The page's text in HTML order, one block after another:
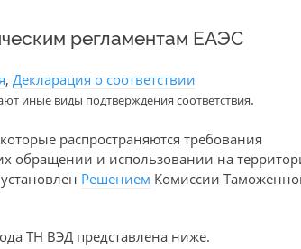
регламентам ЕАЭС
, Декларация о соответствии
иные виды подтверждения соответствия.
распространяются требования
обращении и использовании на
Решением Комиссии
ТН ВЭД представлена ниже.